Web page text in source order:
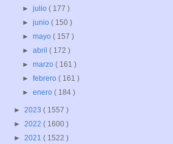
►julio( 177 )
►junio( 150 )
►mayo( 157 )
►abril( 172 )
►marzo( 161 )
►febrero( 161 )
►enero( 184 )
► 2023 ( 1557 )
► 2022 ( 1600 )
► 2021 ( 1522 )